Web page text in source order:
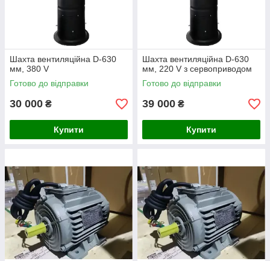
Шахта вентиляційна D-630
мм, 380 V
Готово до відправки
30 000 ₴
Купити
Шахта вентиляційна D-630
мм, 220 V з сервоприводом
Готово до відправки
39 000 ₴
Купити